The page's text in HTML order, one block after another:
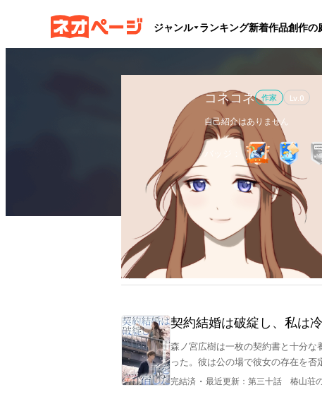
ジャンル ランキング新着作品創作の
コネコネ 作家 Lv. 0
自己紹介はありません
バッジ：
作品 執筆文字数9.3万フォ
全作品 ブックマーク 更新カレンダー
契約結婚は破綻し、私は
森ノ宮広樹は一枚の契約書と十分な
った。彼は公の場で彼女の存在を
女が身ごもったまま毅然と去ったと
完結済 ・ 最近更新： 第三十話 椿山荘